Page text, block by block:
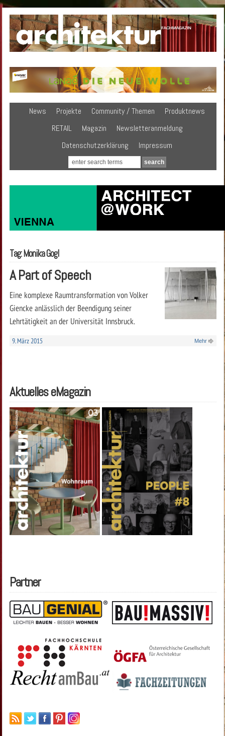
News Projekte Community / Themen
Produktnews
RETAIL
Magazin
Newsletteranmeldung
Datenschutzerklärung
Impressum
Tag: Monika Gogl
A Part of Speech
Eine komplexe Raumtransformation von Volker
Giencke anlässlich der Beendigung seiner
Lehrtätigkeit an der Universität Innsbruck.
9. März 2015 Mehr
Aktuelles eMagazin
Partner